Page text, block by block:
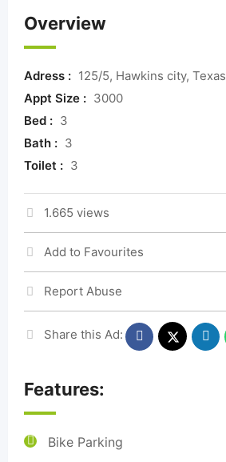
Overview
Adress : 125/5, Hawkins city, Texas
Appt Size : 3000
Bed : 3
Bath : 3
Toilet : 3
1.665 views
Add to Favourites
Report Abuse
Share this Ad:
Features:
Bike Parking